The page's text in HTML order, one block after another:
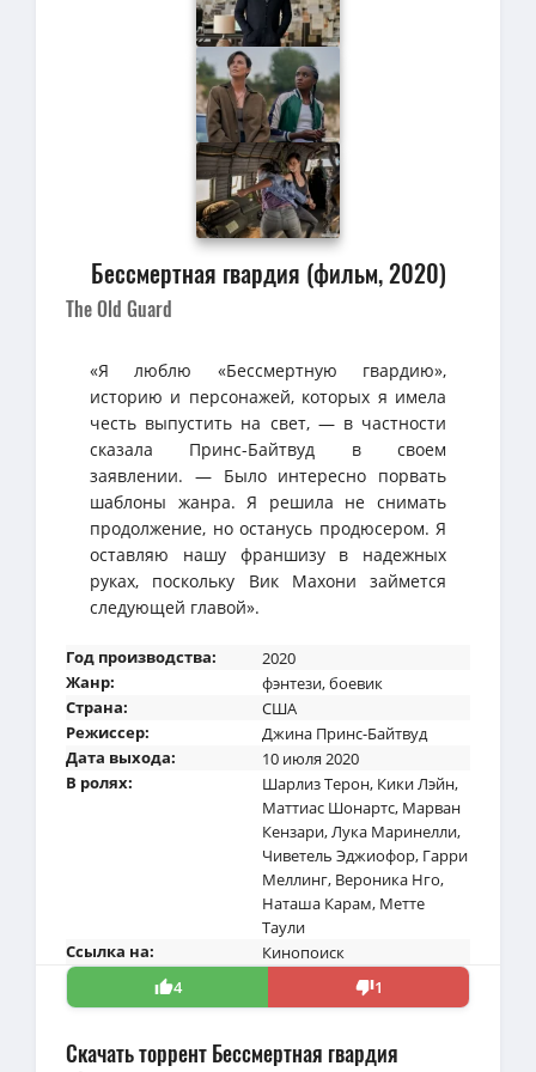
Бессмертная гвардия (фильм, 2020)
The Old Guard
«Я люблю «Бессмертную гвардию»,
историю и персонажей, которых я имела
честь выпустить на свет, — в частности
сказала Принс-Байтвуд в своем
заявлении. — Было интересно порвать
шаблоны жанра. Я решила не снимать
продолжение, но останусь продюсером. Я
оставляю нашу франшизу в надежных
руках, поскольку Вик Махони займется
следующей главой».
Год производства:
2020
Жанр:
фэнтези,боевик
Страна:
США
Режиссер:
Джина Принс-Байтвуд
Дата выхода:
10 июля 2020
В ролях:
Шарлиз Терон, Кики Лэйн,
Маттиас Шонартс, Марван
Кензари,Лука Маринелли,
Чиветель Эджиофор, Гарри
Меллинг, Вероника Нго,
Наташа Карам, Метте
Таули
Ссылка на:
Кинопоиск
4
1
Скачать торрент Бессмертная гвардия